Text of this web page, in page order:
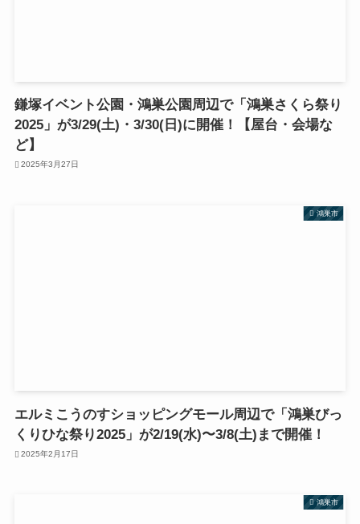
鎌塚イベント公園・鴻巣公園周辺で「鴻巣さくら祭り
2025」が3/29(土)・3/30(日)に開催！【屋台・会場な
ど】
2025年3月27日
鴻巣市
エルミこうのすショッピングモール周辺で「鴻巣びっ
くりひな祭り2025」が2/19(水)〜3/8(土)まで開催！
2025年2月17日
鴻巣市